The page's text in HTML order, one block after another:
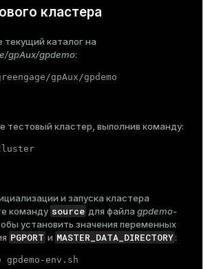
кластера
текущий каталог на
gpAux/gpdemo:
gpAux/gpdemo
тестовый кластер, выполнив команду:
и запуска кластера
команду source для файла gpdemo-
установить значения переменных
PGPORT и MASTER_DATA_DIRECTORY:
gpdemo-env.sh